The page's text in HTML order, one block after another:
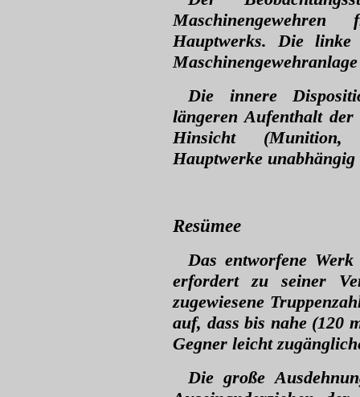
Hauptwerks. Die
Die innere
längeren Aufenthalt der
Hinsicht (Munition,
Hauptwerke unabhängig
Resümee
Das entworfene
erfordert zu seiner
zugewiesene
auf, dass bis nahe (120
Gegner leicht
Die große